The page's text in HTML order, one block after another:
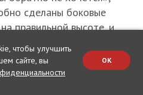
сделаны боковые
правильной высоте, и
что может
передние
кузова могут
чтобы улучшить
сайте, вы
OK